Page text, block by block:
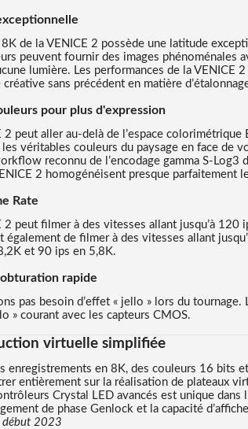
8K de la VENICE 2 possède une latitude
peuvent fournir des images phénoménales
lumière. Les performances de la VENICE
sans précédent en matière
pour plus d'expression
2 peut aller au-delà de l’espace
véritables couleurs du paysage en face de
reconnu de l’encodage gamma S-
2 homogénéisent presque parfaitement
Rate
2 peut filmer à des vitesses allant jusqu’à
également de filmer à des vitesses allant
et 90 ips en 5,8K.
rapide
pas besoin d’effet « jello » lors du
» courant avec les capteurs CMOS.
virtuelle simplifiée
enregistrements en 8K, des couleurs 16 bits
entièrement sur la réalisation de plateaux
Crystal LED avancés est unique
de phase Genlock et la capacité
début 2023